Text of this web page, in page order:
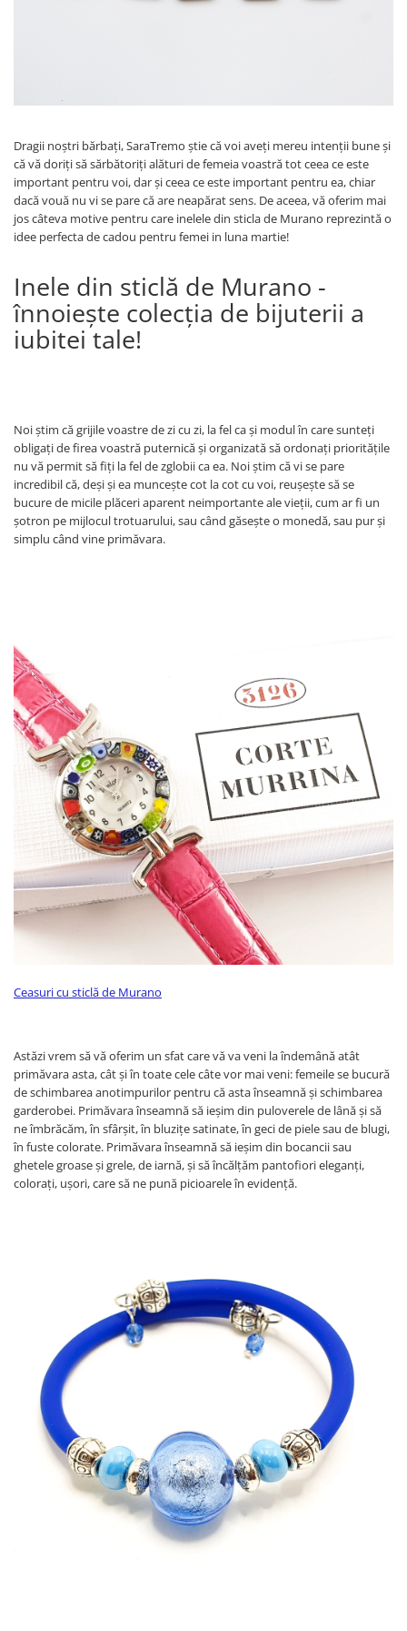
Bratari
Verighete
Bijuterii din argint placate cu aur
24K
Dragii noștri bărbați, SaraTremo știe că voi aveți mereu intenții bune și
că vă doriți să sărbătoriți alături de femeia voastră tot ceea ce este
important pentru voi, dar și ceea ce este important pentru ea, chiar
dacă vouă nu vi se pare că are neapărat sens. De aceea, vă oferim mai
jos câteva motive pentru care inelele din sticla de Murano reprezintă o
idee perfecta de cadou pentru femei in luna martie!
Inele din sticlă de Murano -
înnoiește colecția de bijuterii a
iubitei tale!
Noi știm că grijile voastre de zi cu zi, la fel ca și modul în care sunteți
obligați de firea voastră puternică și organizată să ordonați prioritățile
nu vă permit să fiți la fel de zglobii ca ea. Noi știm că vi se pare
incredibil că, deși și ea muncește cot la cot cu voi, reușește să se
bucure de micile plăceri aparent neimportante ale vieții, cum ar fi un
șotron pe mijlocul trotuarului, sau când găsește o monedă, sau pur și
simplu când vine primăvara.
Ceasuri cu sticlă de Murano
Astăzi vrem să vă oferim un sfat care vă va veni la îndemână atât
primăvara asta, cât și în toate cele câte vor mai veni: femeile se bucură
de schimbarea anotimpurilor pentru că asta înseamnă și schimbarea
garderobei. Primăvara înseamnă să ieșim din puloverele de lână și să
ne îmbrăcăm, în sfârșit, în bluzițe satinate, în geci de piele sau de blugi,
în fuste colorate. Primăvara înseamnă să ieșim din bocancii sau
ghetele groase și grele, de iarnă, și să încălțăm pantofiori eleganți,
colorați, ușori, care să ne pună picioarele în evidență.